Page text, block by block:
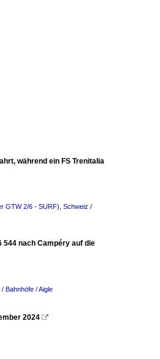
während ein FS Trenitalia
GTW 2/6 - SURF) Schweiz /
544 nach Campéry auf die
Bahnhöfe / Aigle
2024 